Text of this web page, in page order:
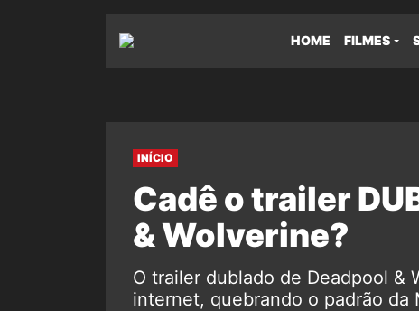
HOME FILMES
INÍCIO
Cadê o trailer
& Wolverine?
O trailer dublado de Deadpool &
internet, quebrando o padrão da